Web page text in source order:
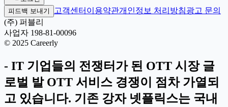
피드백 보내기
고객센터 이용약관개인정보 처리방침광고 문의
(주) 퍼블리
사업자 198-81-00096
© 2025 Careerly
- IT 기업들의 전쟁터가 된 OTT 시장 글
로벌 발 OTT 서비스 경쟁이 점차 가열되
고 있습니다. 기존 강자 넷플릭스는 국내